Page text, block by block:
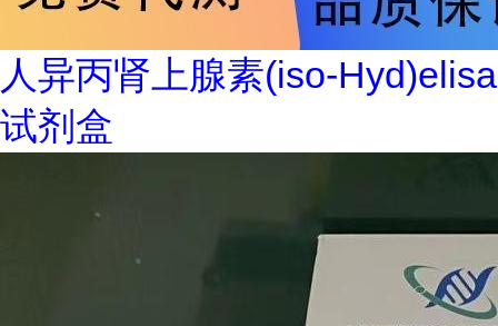
人异丙肾上腺素(iso-Hyd)elisa
试剂盒